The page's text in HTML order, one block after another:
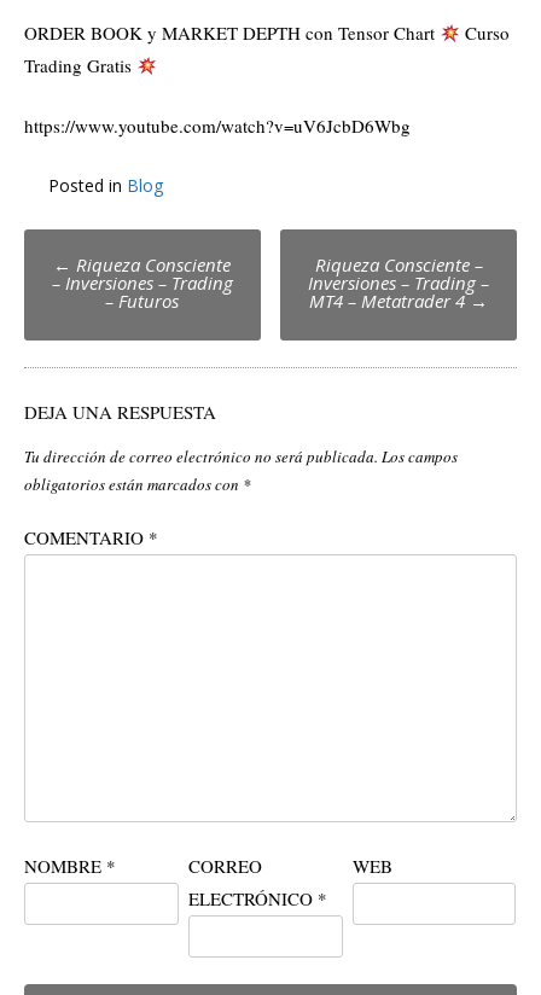
ORDER BOOK y MARKET DEPTH con Tensor Chart
Curso
Trading Gratis
https://www.youtube.com/watch?v=uV6JcbD6Wbg
Posted in Blog
Post
navigation
← Riqueza Consciente
– Inversiones – Trading
– Futuros
Riqueza Consciente –
Inversiones – Trading –
MT4 – Metatrader 4→
DEJA UNA RESPUESTA
Tu dirección de correo electrónico no será publicada. Los campos
obligatorios están marcados con *
COMENTARIO *
NOMBRE *
CORREO
ELECTRÓNICO *
WEB